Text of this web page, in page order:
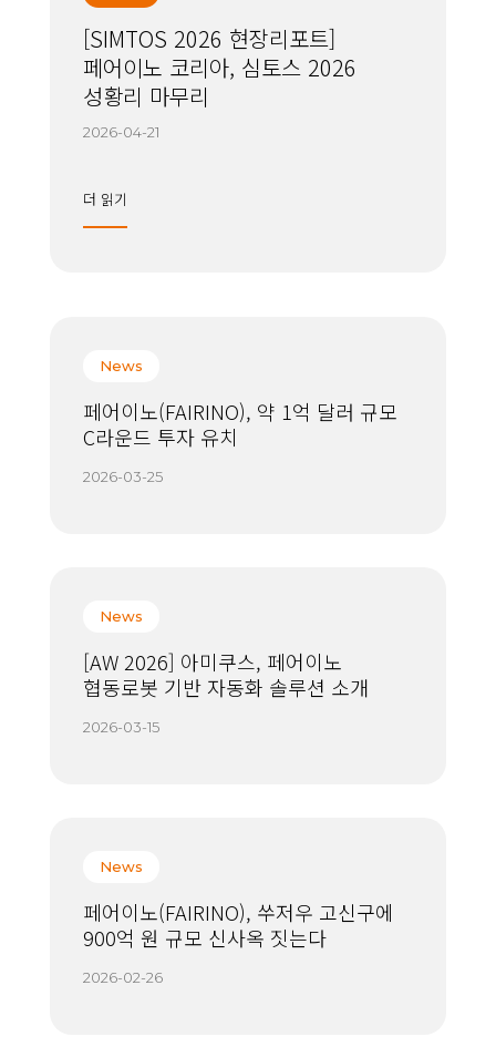
[SIMTOS 2026 현장리포트]
페어이노 코리아, 심토스 2026
성황리 마무리
2026-04-21
더 읽기
News
페어이노(FAIRINO), 약 1억 달러 규모
C라운드 투자 유치
2026-03-25
News
[AW 2026] 아미쿠스, 페어이노
협동로봇 기반 자동화 솔루션 소개
2026-03-15
News
페어이노(FAIRINO), 쑤저우 고신구에
900억 원 규모 신사옥 짓는다
2026-02-26